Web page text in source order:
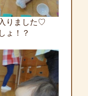
りました♡
ょ！？